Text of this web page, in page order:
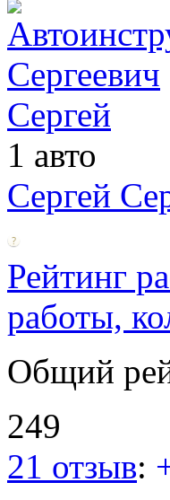
1 авто
Сергей
Рейтинг
работы,
Общий
249
21 отзыв: